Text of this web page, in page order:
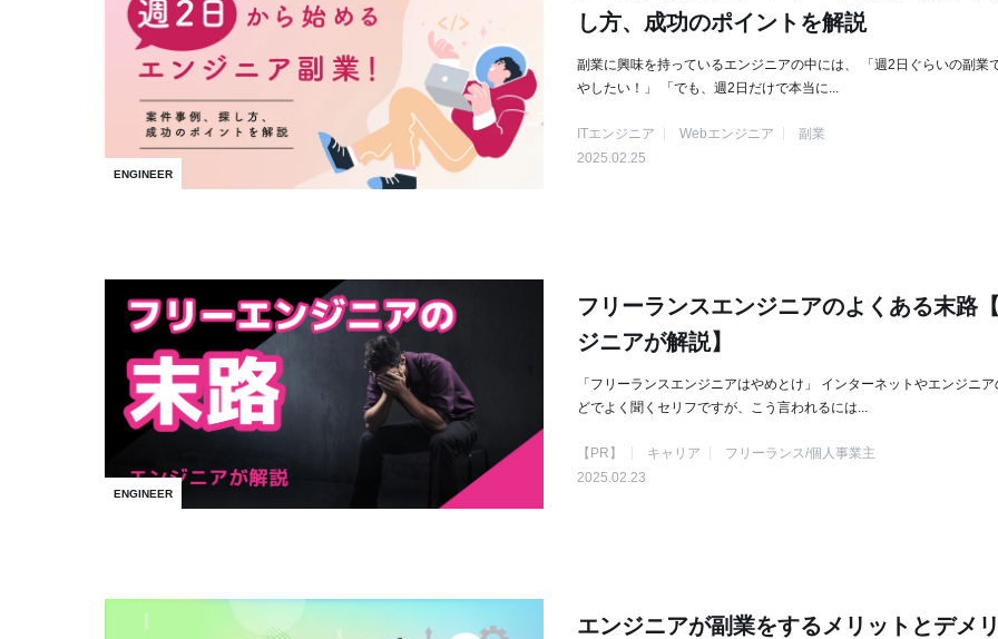
ENGINEER
し方、成功のポイントを解説
副業に興味を持っているエンジニアの中には、 「週2日ぐらいの副業
やしたい！」 「でも、週2日だけで本当に...
ITエンジニア Webエンジニア
副業
2025.02.25
ENGINEER
フリーランスエンジニアのよくある末路
ジニアが解説】
「フリーランスエンジニアはやめとけ」 インターネットやエンジニア
どでよく聞くセリフですが、こう言われるには...
【PR】 キャリア
フリーランス/個人事業主
2025.02.23
エンジニアが副業をするメリットとデメ